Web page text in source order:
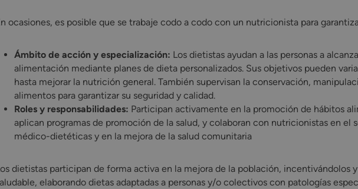
ocasiones, es posible que se trabaje codo a codo con un nutricionista para
Ámbito de acción y especialización: Los dietistas ayudan a las personas a
alimentación mediante planes de dieta personalizados. Sus objetivos pueden
hasta mejorar la nutrición general. También supervisan la conservación,
alimentos para garantizar su seguridad y calidad.
Roles y responsabilidades: Participan activamente en la promoción de hábitos
aplican programas de promoción de la salud, y colaboran con nutricionistas en el
médico-dietéticas y en la mejora de la salud comunitaria​
dietistas participan de forma activa en la mejora de la población, incentivándolos
elaborando dietas adaptadas a personas y/o colectivos con patologías